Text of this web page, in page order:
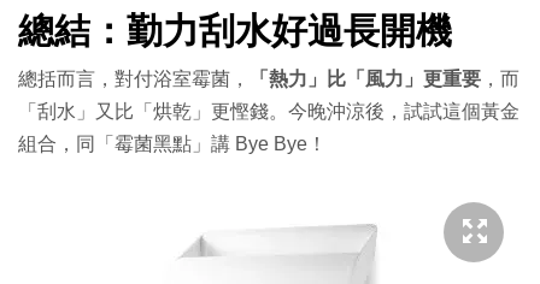
總結：勤力刮水好過長開機
總括而言，對付浴室霉菌， 「熱力」比「風力」更重要 ，而
「刮水」又比「烘乾」更慳錢。今晚沖涼後，試試這個黃金
組合，同「霉菌黑點」講 Bye Bye！